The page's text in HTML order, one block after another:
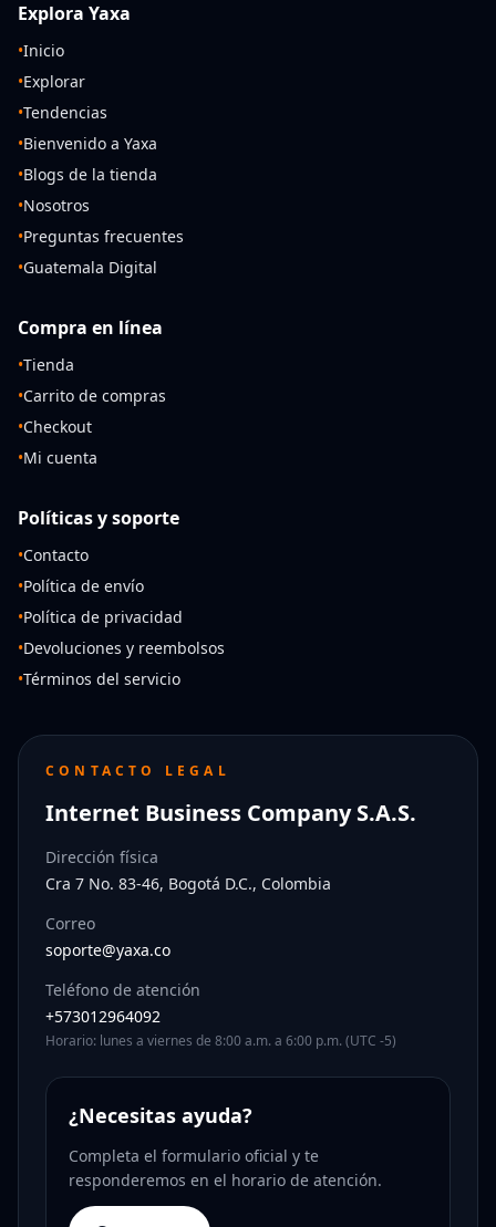
Explora Yaxa
•Inicio
•Explorar
•Tendencias
•Bienvenido a Yaxa
•Blogs de la tienda
•Nosotros
•Preguntas frecuentes
•Guatemala Digital
Compra en línea
•Tienda
•Carrito de compras
•Checkout
•Mi cuenta
Políticas y soporte
•Contacto
•Política de envío
•Política de privacidad
•Devoluciones y reembolsos
•Términos del servicio
CONTACTO LEGAL
Internet Business Company S.A.S.
Dirección física
Cra 7 No. 83-46, Bogotá D.C., Colombia
Correo
soporte@yaxa.co
Teléfono de atención
+573012964092
Horario: lunes a viernes de 8:00 a.m. a 6:00 p.m. (UTC -5)
¿Necesitas ayuda?
Completa el formulario oficial y te
responderemos en el horario de atención.